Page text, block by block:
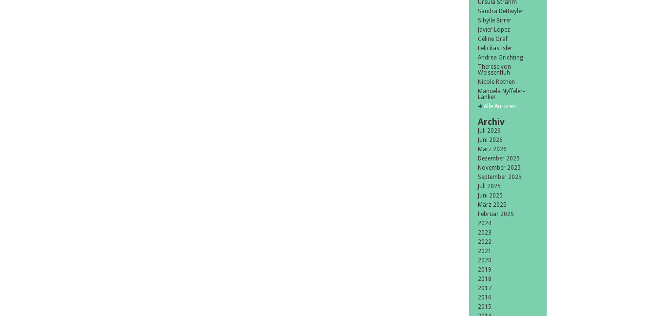
Ursula Strahm
Sandra Dettwyler
Sibylle Birrer
Javier Lopez
Céline Graf
Felicitas Isler
Andrea Grichting
Therese von
Weissenfluh
Nicole Rothen
Manuela Nyffeler-
Lanker
Alle Autoren
Archiv
Juli 2026
Juni 2026
März 2026
Dezember 2025
November 2025
September 2025
Juli 2025
Juni 2025
März 2025
Februar 2025
2024
2023
2022
2021
2020
2019
2018
2017
2016
2015